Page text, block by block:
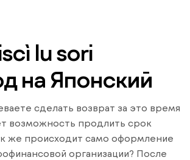
lu sori
на Японский
сделать возврат за это время
возможность продлить срок
же происходит само оформление
организации? После